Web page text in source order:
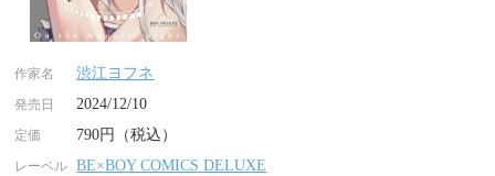
作家名 渋江ヨフネ
発売日 2024/12/10
定価 790円（税込）
レーベル BE×BOY COMICS DELUXE